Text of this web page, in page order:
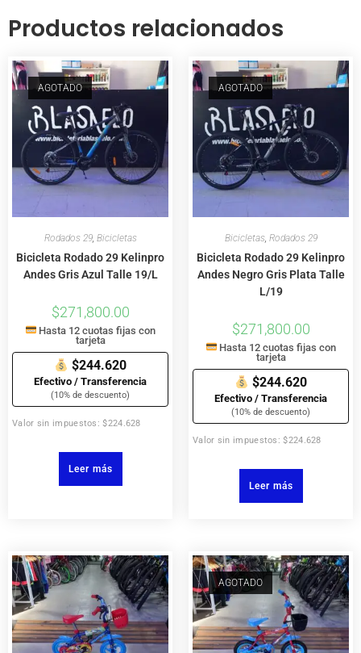
Productos relacionados
AGOTADO
Rodados 29, Bicicletas
Bicicleta Rodado 29 Kelinpro
Andes Gris Azul Talle 19/L
$271,800.00
Hasta 12 cuotas fijas con
tarjeta
$244.620
Efectivo / Transferencia
(10% de descuento)
Valor sin impuestos: $224.628
Leer más
AGOTADO
Bicicletas, Rodados 29
Bicicleta Rodado 29 Kelinpro
Andes Negro Gris Plata Talle
L/19
$271,800.00
Hasta 12 cuotas fijas con
tarjeta
$244.620
Efectivo / Transferencia
(10% de descuento)
Valor sin impuestos: $224.628
Leer más
AGOTADO